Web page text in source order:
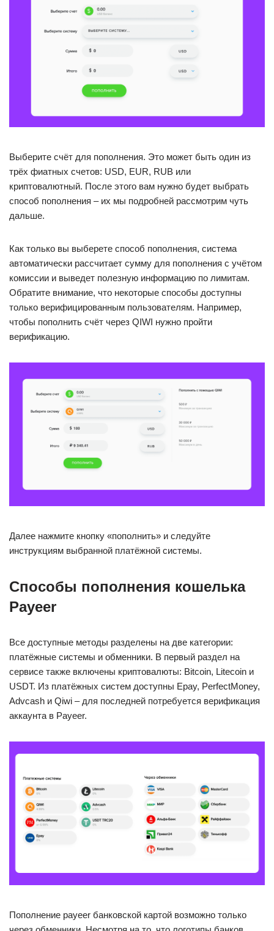
Выберите счёт для пополнения. Это может быть один из
трёх фиатных счетов: USD, EUR, RUB или
криптовалютный. После этого вам нужно будет выбрать
способ пополнения – их мы подробней рассмотрим чуть
дальше.
Как только вы выберете способ пополнения, система
автоматически рассчитает сумму для пополнения с учётом
комиссии и выведет полезную информацию по лимитам.
Обратите внимание, что некоторые способы доступны
только верифицированным пользователям. Например,
чтобы пополнить счёт через QIWI нужно пройти
верификацию.
Далее нажмите кнопку «пополнить» и следуйте
инструкциям выбранной платёжной системы.
Способы пополнения кошелька
Payeer
Все доступные методы разделены на две категории:
платёжные системы и обменники. В первый раздел на
сервисе также включены криптовалюты: Bitcoin, Litecoin и
USDT. Из платёжных систем доступны Epay, PerfectMoney,
Advcash и Qiwi – для последней потребуется верификация
аккаунта в Payeer.
Пополнение payeer банковской картой возможно только